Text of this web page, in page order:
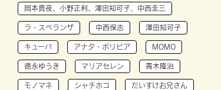
岡本真夜、小野正利、澤田知可子、中西圭三
ラ・スペランザ 中西保志 澤田知可子
キューバ アナタ・ボリビア MOMO
徳永ゆうき マリアセレン 青木隆治
モノマネ シャチホコ だいすけお兄さん